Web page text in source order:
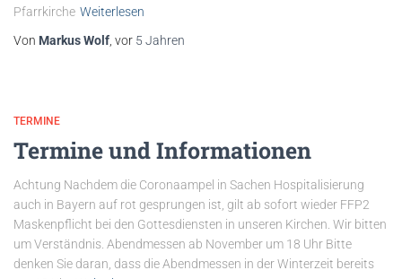
Pfarrkirche Weiterlesen
Von Markus Wolf , vor 5 Jahren
TERMINE
Termine und Informationen
Achtung Nachdem die Coronaampel in Sachen Hospitalisierung
auch in Bayern auf rot gesprungen ist, gilt ab sofort wieder FFP2
Maskenpflicht bei den Gottesdiensten in unseren Kirchen. Wir bitten
um Verständnis. Abendmessen ab November um 18 Uhr Bitte
denken Sie daran, dass die Abendmessen in der Winterzeit bereits